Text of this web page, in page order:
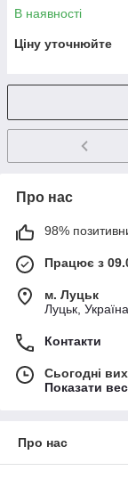
В наявності
Ціну уточнюйте
Про нас
98%
Працює з
м. Луцьк
Луцьк, Україна
Контакти
Сьогодні
Показати
Про нас